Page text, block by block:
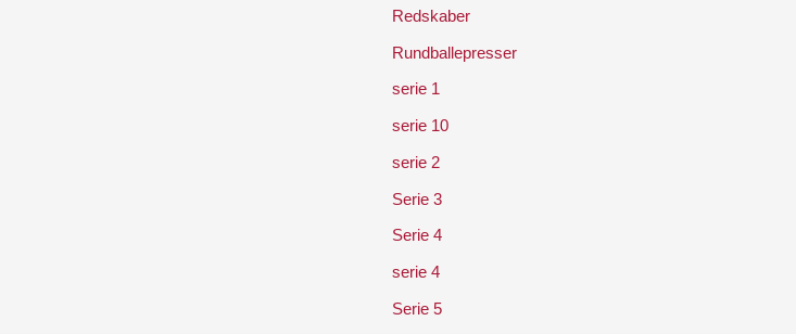
Redskaber
Rundballepresser
serie 1
serie 10
serie 2
Serie 3
Serie 4
serie 4
Serie 5